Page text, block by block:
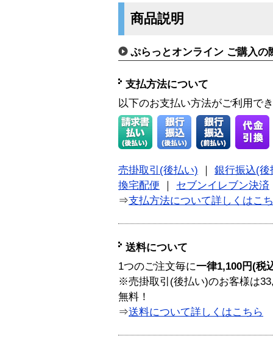
商品説明
ぷらっとオンライン ご購入の
支払方法について
以下のお支払い方法がご利用で
売掛取引(後払い)
銀行振込(後
換宅配便
セブンイレブン決済
⇒支払方法について詳しくはこ
送料について
1つのご注文毎に一律1,100円(税
※売掛取引(後払い)のお客様は
無料！
⇒送料について詳しくはこちら